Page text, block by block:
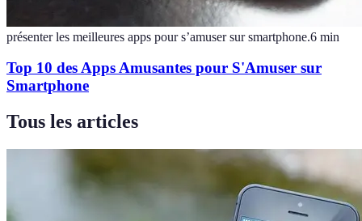
présenter les meilleures apps pour s’amuser sur smartphone.6 min
Top 10 des Apps Amusantes pour S'Amuser sur
Smartphone
Tous les articles